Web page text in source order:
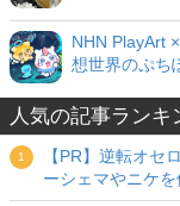
NHN PlayArt
想世界のぷち
人気の記事ランキ
【PR】逆転オセ
ーシェマやニケ